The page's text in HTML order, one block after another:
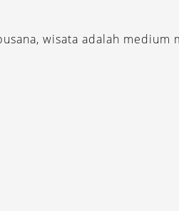
wisata adalah medium